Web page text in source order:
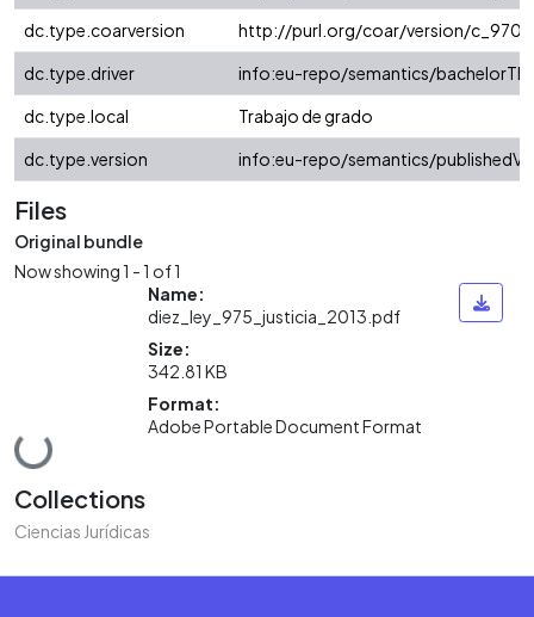
dc.type.coarversion
http://purl.org/coar/version/
dc.type.driver
info:eu-repo/semantics/
dc.type.local
Trabajo de grado
dc.type.version
info:eu-repo/semantics/
Files
Original bundle
Now showing1 - 1 of 1
Loading...
Name:
diez_ley_975_justicia_2013.pdf
Size:
342.81 KB
Format:
Adobe Portable Document Format
Collections
Ciencias Jurídicas